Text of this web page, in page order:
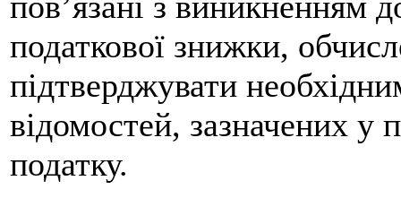
податкової знижки,
підтверджувати
відомостей, зазначених у
податку.